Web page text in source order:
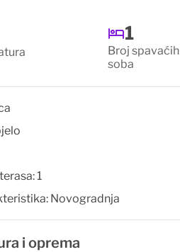
1
Broj spavaćih
soba
1
Novogradnja
i oprema